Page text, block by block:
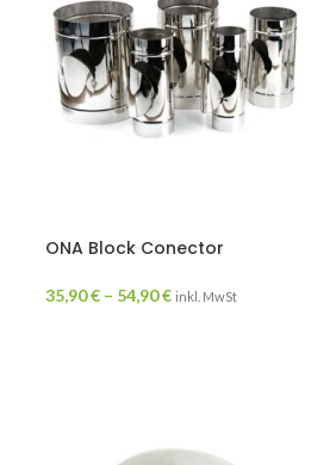
ONA Block Conector
35,90€ – 54,90€ inkl. MwSt